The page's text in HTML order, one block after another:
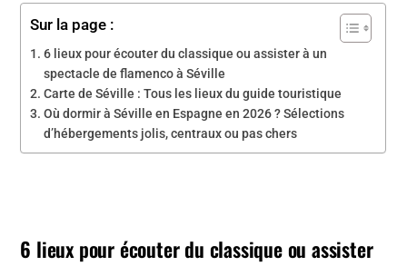
Sur la page :
6 lieux pour écouter du classique ou assister à un
spectacle de flamenco à Séville
Carte de Séville : Tous les lieux du guide touristique
Où dormir à Séville en Espagne en 2026 ? Sélections
d’hébergements jolis, centraux ou pas chers
6 lieux pour écouter du classique ou assister